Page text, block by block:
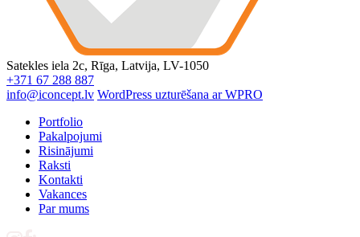
Satekles iela 2c, Rīga, Latvija, LV-1050
+371 67 288 887
info@iconcept.lv WordPress uzturēšana ar WPRO
Portfolio
Pakalpojumi
Risinājumi
Raksti
Kontakti
Vakances
Par mums